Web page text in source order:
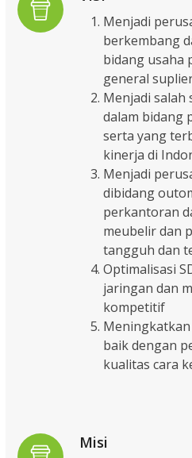
Menjadi
berkembang
bidang usaha
general
Menjadi
dalam bidang
serta yang
kinerja di
Menjadi
dibidang
perkantoran
meubelir dan
tangguh dan
Optimalisasi
jaringan dan
kompetitif
baik dengan
kualitas cara
Misi